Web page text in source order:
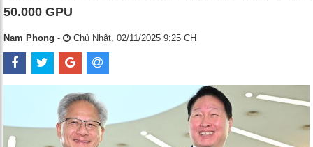
50.000 GPU
Nam Phong - Chủ Nhật, 02/11/2025 9:25 CH